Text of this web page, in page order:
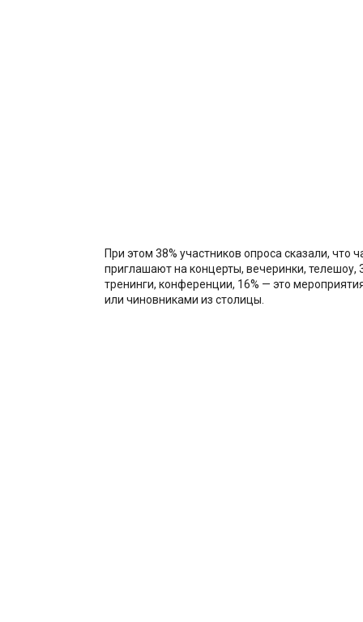
При этом 38% участников опроса сказали, что
приглашают на концерты, вечеринки, телешоу,
тренинги, конференции, 16% — это
или чиновниками из столицы.